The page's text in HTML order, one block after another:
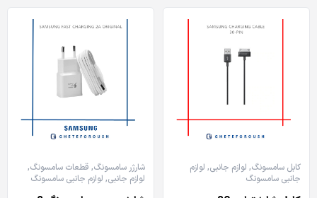
کابل سامسونگ, لوازم جانبی, لوازم
جانبی سامسونگ
شارژر سامسونگ, قطعات سامسونگ,
لوازم جانبی, لوازم جانبی سامسونگ